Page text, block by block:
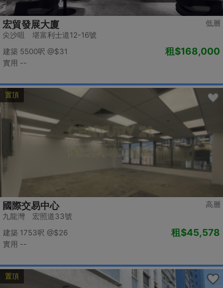
低層
宏貿發展大廈
尖沙咀 堪富利士道12-16號
建築 5500呎 @$31
實用 --
租$168,000
置頂
高層
國際交易中心
九龍灣 宏照道33號
建築 1753呎 @$26
實用 --
租$45,578
置頂